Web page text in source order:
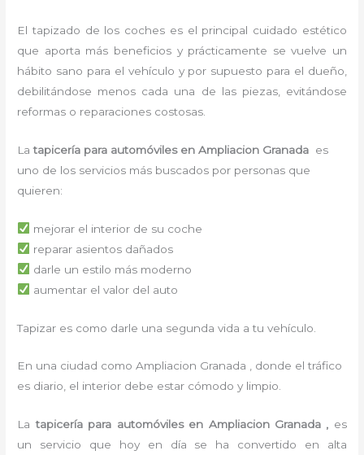
El tapizado de los coches es el principal cuidado estético
que aporta más beneficios y prácticamente se vuelve un
hábito sano para el vehículo y por supuesto para el dueño,
debilitándose menos cada una de las piezas, evitándose
reformas o reparaciones costosas.
Latapicería para automóviles en Ampliacion Granada es
uno de los servicios más buscados por personas que
quieren:
mejorar el interior de su coche
reparar asientos dañados
darle un estilo más moderno
aumentar el valor del auto
Tapizar es como darle una segunda vida a tu vehículo.
En una ciudad como Ampliacion Granada , donde el tráfico
es diario, el interior debe estar cómodo y limpio.
La tapicería para automóviles en Ampliacion Granada , es
un servicio que hoy en día se ha convertido en alta